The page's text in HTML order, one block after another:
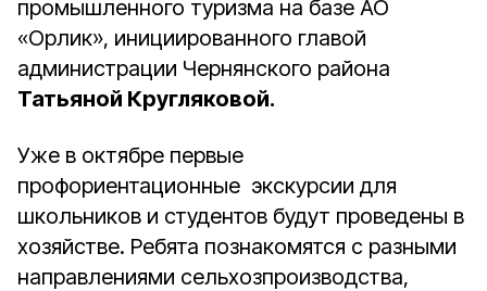
промышленного туризма на базе АО
«Орлик», инициированного главой
администрации Чернянского района
Татьяной Кругляковой.
Уже в октябре первые
профориентационные экскурсии для
школьников и студентов будут проведены в
хозяйстве. Ребята познакомятся с разными
направлениями сельхозпроизводства,